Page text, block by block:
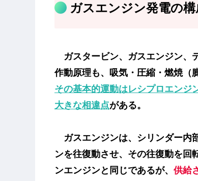
ガスエンジン発電の構
ガスタービン、 ガスエンジン、
作動原理も、吸気・圧縮・燃焼（
その基本的運動はレシプロエンジ
大きな相違点がある。
ガスエンジンは、シリンダー内
ンを往復動させ、その往復動を回
ンエンジンと同じであるが、 供給